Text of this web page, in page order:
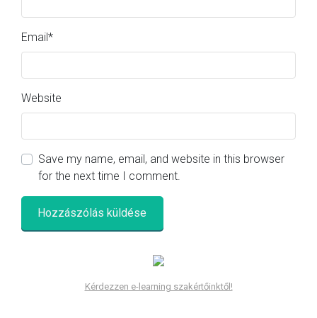
Email*
Website
Save my name, email, and website in this browser
for the next time I comment.
Kérdezzen e-learning szakértőinktől!